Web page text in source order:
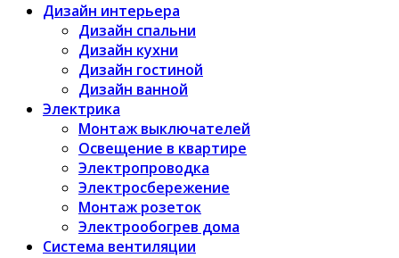
Дизайн интерьера
Дизайн спальни
Дизайн кухни
Дизайн гостиной
Дизайн ванной
Электрика
Монтаж выключателей
Освещение в квартире
Электропроводка
Электросбережение
Монтаж розеток
Электрообогрев дома
Система вентиляции